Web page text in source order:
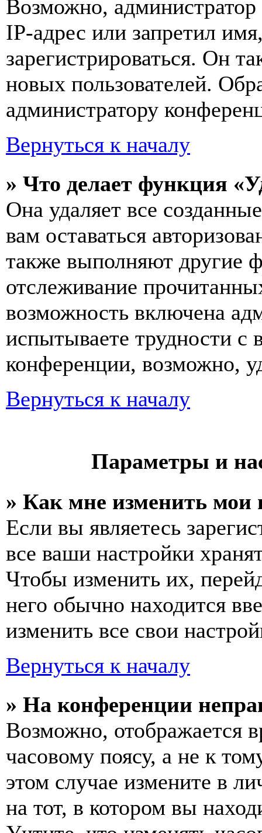
Возможно,
IP-адрес или запретил
зарегистрироваться. Он
новых пользователей.
администратору
Вернуться к началу
» Что делает функция
Она удаляет все
вам оставаться
также выполняют другие
отслеживание
возможность включена
испытываете трудности с
конференции, возможно,
Вернуться к началу
Параметры и
» Как мне изменить мои
Если вы являетесь
все ваши настройки
Чтобы изменить их,
него обычно находится
изменить все свои
Вернуться к началу
» На конференции
Возможно, отображается
часовому поясу, а не к
этом случае измените в
на тот, в котором вы